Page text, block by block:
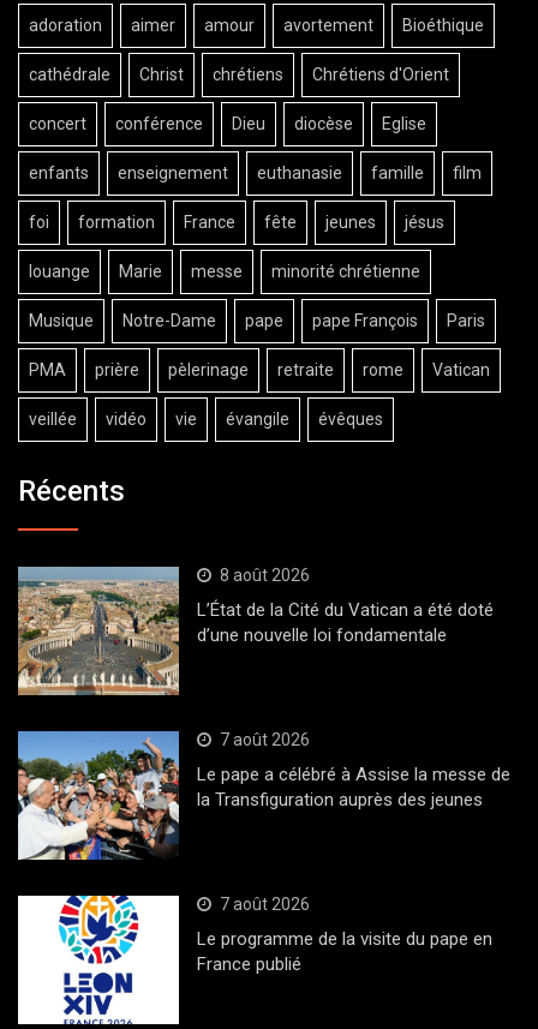
adoration aimer amour avortement Bioéthique
cathédrale Christ chrétiens Chrétiens d'Orient
concert conférence Dieu diocèse Eglise
enfants enseignement euthanasie famille film
foi formation France fête jeunes jésus
louange Marie messe minorité chrétienne
Musique Notre-Dame pape pape François Paris
PMA prière pèlerinage retraite rome Vatican
veillée vidéo vie évangile évêques
Récents
8 août 2026
L’État de la Cité du Vatican a été doté
d’une nouvelle loi fondamentale
7 août 2026
Le pape a célébré à Assise la messe de
la Transfiguration auprès des jeunes
7 août 2026
Le programme de la visite du pape en
France publié